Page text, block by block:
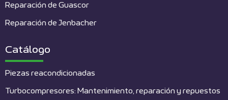
Reparación de Guascor
Reparación de Jenbacher
Catálogo
Piezas reacondicionadas
Turbocompresores: Mantenimiento, reparación y repuestos